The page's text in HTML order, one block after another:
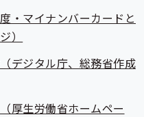
・マイナンバーカードと
）
デジタル庁、総務省作成
厚生労働省ホームペー